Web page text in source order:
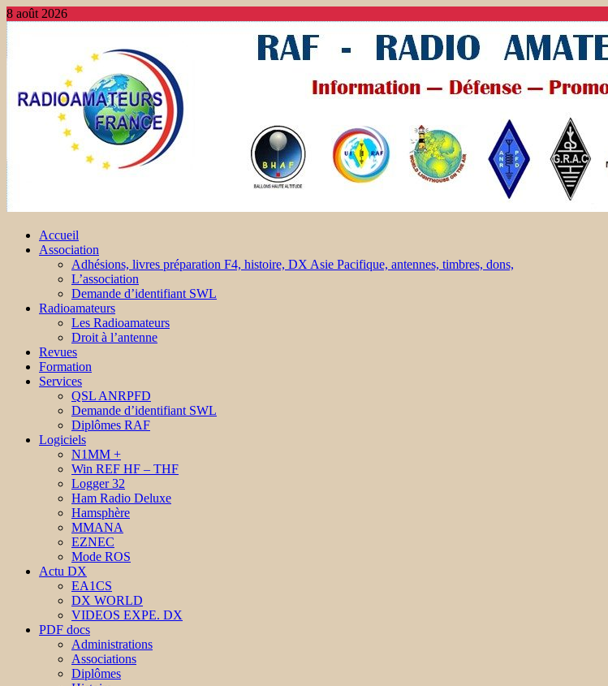
8 août 2026
Accueil
Association
Adhésions, livres préparation F4, histoire, DX Asie Pacifique, antennes, timbres, dons,
L’association
Demande d’identifiant SWL
Radioamateurs
Les Radioamateurs
Droit à l’antenne
Revues
Formation
Services
QSL ANRPFD
Demande d’identifiant SWL
Diplômes RAF
Logiciels
N1MM +
Win REF HF – THF
Logger 32
Ham Radio Deluxe
Hamsphère
MMANA
EZNEC
Mode ROS
Actu DX
EA1CS
DX WORLD
VIDEOS EXPE. DX
PDF docs
Administrations
Associations
Diplômes